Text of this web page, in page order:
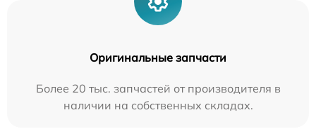
Оригинальные запчасти
Более 20 тыс. запчастей от производителя в
наличии на собственных складах.